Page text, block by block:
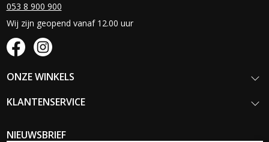
053 8 900 900
Wij zijn geopend vanaf 12.00 uur
ONZE WINKELS
KLANTENSERVICE
NIEUWSBRIEF